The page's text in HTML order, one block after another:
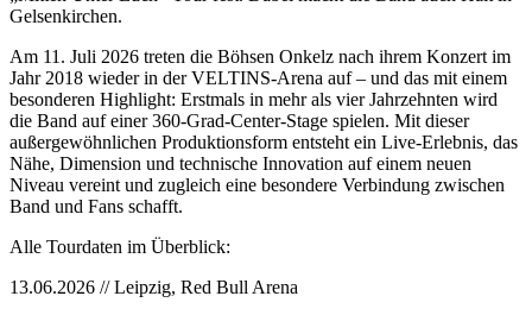
Gelsenkirchen.
Am 11. Juli 2026 treten die Böhsen Onkelz nach ihrem Konzert im
Jahr 2018 wieder in der VELTINS-Arena auf – und das mit einem
besonderen Highlight: Erstmals in mehr als vier Jahrzehnten wird
die Band auf einer 360-Grad-Center-Stage spielen. Mit dieser
außergewöhnlichen Produktionsform entsteht ein Live-Erlebnis, das
Nähe, Dimension und technische Innovation auf einem neuen
Niveau vereint und zugleich eine besondere Verbindung zwischen
Band und Fans schafft.
Alle Tourdaten im Überblick:
13.06.2026 // Leipzig, Red Bull Arena